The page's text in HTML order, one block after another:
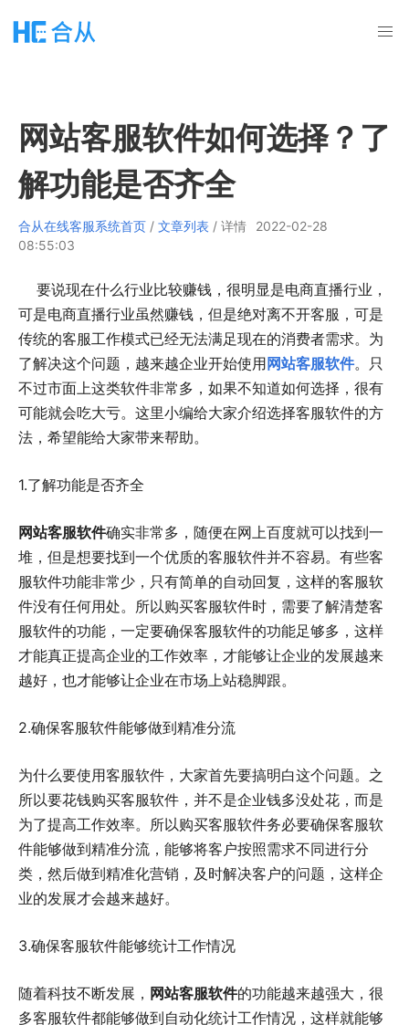
网站客服软件如何选择？了
解功能是否齐全
合从在线客服系统首页 / 文章列表 / 详情
2022-02-28
08:55:03
要说现在什么行业比较赚钱，很明显是电商直播行业，
可是电商直播行业虽然赚钱，但是绝对离不开客服，可是
传统的客服工作模式已经无法满足现在的消费者需求。为
了解决这个问题，越来越企业开始使用 网站客服软件。只
不过市面上这类软件非常多，如果不知道如何选择，很有
可能就会吃大亏。这里小编给大家介绍选择客服软件的方
法，希望能给大家带来帮助。
1.了解功能是否齐全
网站客服软件确实非常多，随便在网上百度就可以找到一
堆，但是想要找到一个优质的客服软件并不容易。有些客
服软件功能非常少，只有简单的自动回复，这样的客服软
件没有任何用处。所以购买客服软件时，需要了解清楚客
服软件的功能，一定要确保客服软件的功能足够多，这样
才能真正提高企业的工作效率，才能够让企业的发展越来
越好，也才能够让企业在市场上站稳脚跟。
2.确保客服软件能够做到精准分流
为什么要使用客服软件，大家首先要搞明白这个问题。之
所以要花钱购买客服软件，并不是企业钱多没处花，而是
为了提高工作效率。所以购买客服软件务必要确保客服软
件能够做到精准分流，能够将客户按照需求不同进行分
类，然后做到精准化营销，及时解决客户的问题，这样企
业的发展才会越来越好。
3.确保客服软件能够统计工作情况
随着科技不断发展， 网站客服软件的功能越来越强大，很
多客服软件都能够做到自动化统计工作情况，这样就能够